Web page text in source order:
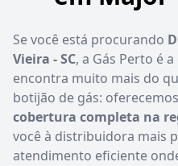
Se você está procurando
Vieira - SC, a Gás Perto é
encontra muito mais do
botijão de gás: oferecemos
cobertura completa na
você à distribuidora mais
atendimento eficiente